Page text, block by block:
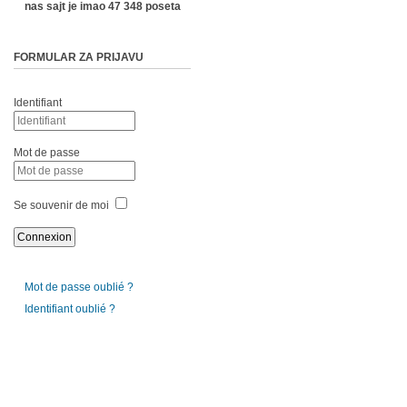
nas sajt je imao 47 348 poseta
FORMULAR ZA PRIJAVU
Identifiant
Mot de passe
Se souvenir de moi
Mot de passe oublié ?
Identifiant oublié ?